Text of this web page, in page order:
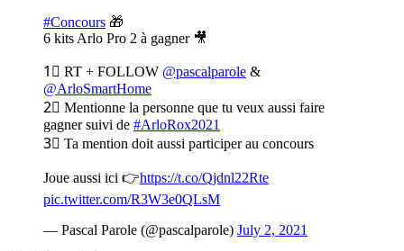
#Concours 🎁
6 kits Arlo Pro 2 à gagner 🎥
1⃣ RT + FOLLOW @pascalparole &
@ArloSmartHome
2⃣ Mentionne la personne que tu veux aussi faire
gagner suivi de #ArloRox2021
3⃣ Ta mention doit aussi participer au concours
Joue aussi ici 👉https://t.co/Qjdnl22Rte
pic.twitter.com/R3W3e0QLsM
— Pascal Parole (@pascalparole) July 2, 2021